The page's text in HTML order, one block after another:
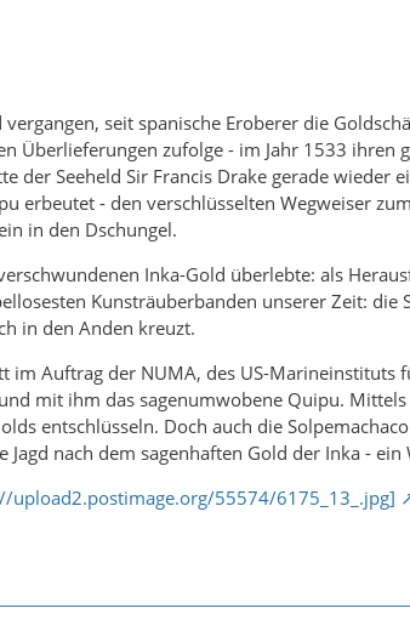
vergangen, seit spanische Eroberer die
Überlieferungen zufolge - im Jahr 1533
der Seeheld Sir Francis Drake gerade
erbeutet - den verschlüsselten Wegweiser
in den Dschungel.
Inka-Gold überlebte: als
Kunsträuberbanden unserer Zeit:
in den Anden kreuzt.
im Auftrag der NUMA, des US-Marineinstituts
mit ihm das sagenumwobene Quipu.
entschlüsseln. Doch auch die
Jagd nach dem sagenhaften Gold der Inka -
upload2.postimage.org/55574/6175_13_.jpg]